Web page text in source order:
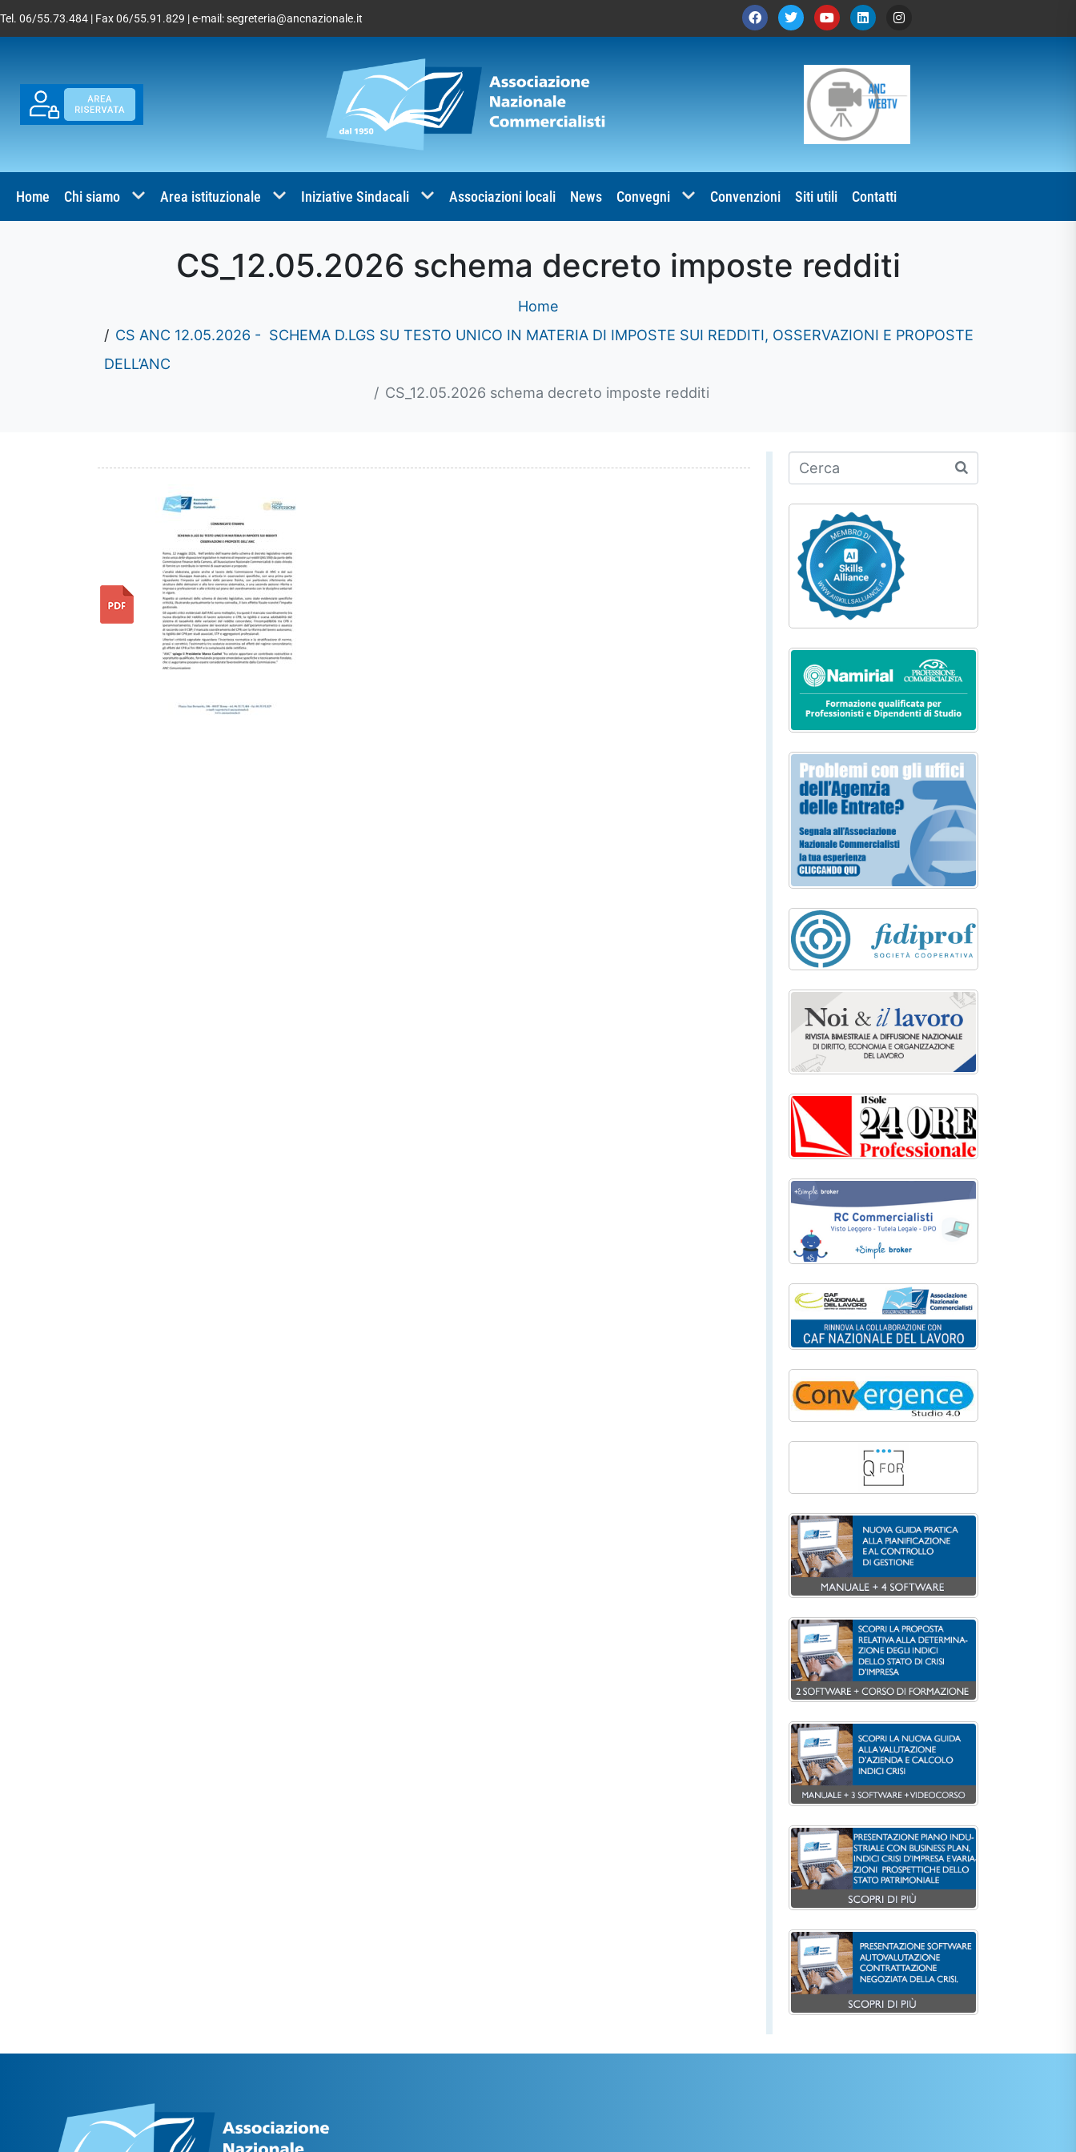
Tel. 06/55.73.484 | Fax 06/55.91.829 | e-mail:segreteria@ancnazionale.it
Home Chi siamo Area istituzionale Iniziative Sindacali Associazioni locali News Convegni Convenzioni Siti utili Contatti
CS_12.05.2026 schema decreto imposte redditi
Home
CS ANC 12.05.2026 - SCHEMA D.LGS SU TESTO UNICO IN MATERIA DI IMPOSTE SUI REDDITI, OSSERVAZIONI E PROPOSTE
DELL’ANC
CS_12.05.2026 schema decreto imposte redditi